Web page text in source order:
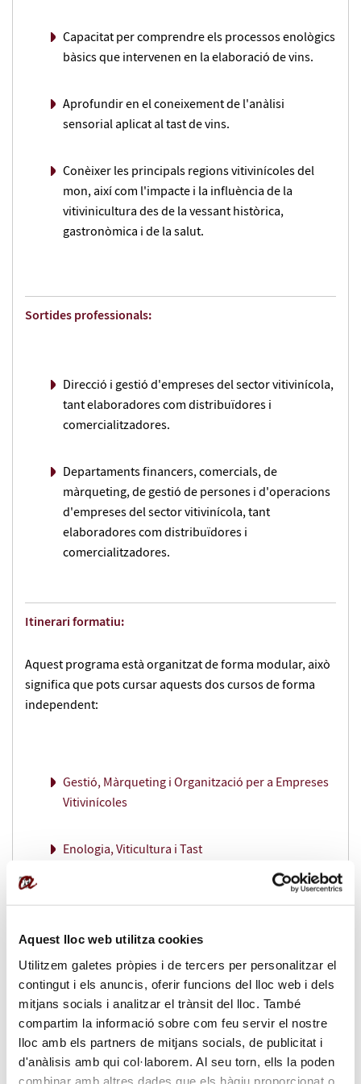
Aquest lloc web utilitza cookies
Utilitzem galetes pròpies i de tercers per personalitzar el
contingut i els anuncis, oferir funcions del lloc web i dels
mitjans socials i analitzar el trànsit del lloc. També
compartim la informació sobre com feu servir el nostre
lloc amb els partners de mitjans socials, de publicitat i
d'anàlisis amb qui col·laborem. Al seu torn, ells la poden
combinar amb altres dades que els hàgiu proporcionat o
Capacitat per comprendre els processos enològics
bàsics que intervenen en la elaboració de vins.
Aprofundir en el coneixement de l'anàlisi
sensorial aplicat al tast de vins.
Conèixer les principals regions vitivinícoles del
mon, així com l'impacte i la influència de la
vitivinicultura des de la vessant històrica,
gastronòmica i de la salut.
Sortides professionals:
Direcció i gestió d'empreses del sector vitivinícola,
tant elaboradores com distribuïdores i
comercialitzadores.
Departaments financers, comercials, de
màrqueting, de gestió de persones i d'operacions
d'empreses del sector vitivinícola, tant
elaboradores com distribuïdores i
comercialitzadores.
Itinerari formatiu:
Aquest programa està organitzat de forma modular, això
significa que pots cursar aquests dos cursos de forma
independent:
Gestió, Màrqueting i Organització per a Empreses
Vitivinícoles
Enologia, Viticultura i Tast
Serà possible convalidar els crèdits per a obtenir el
diploma d'especialització.
Vídeo: